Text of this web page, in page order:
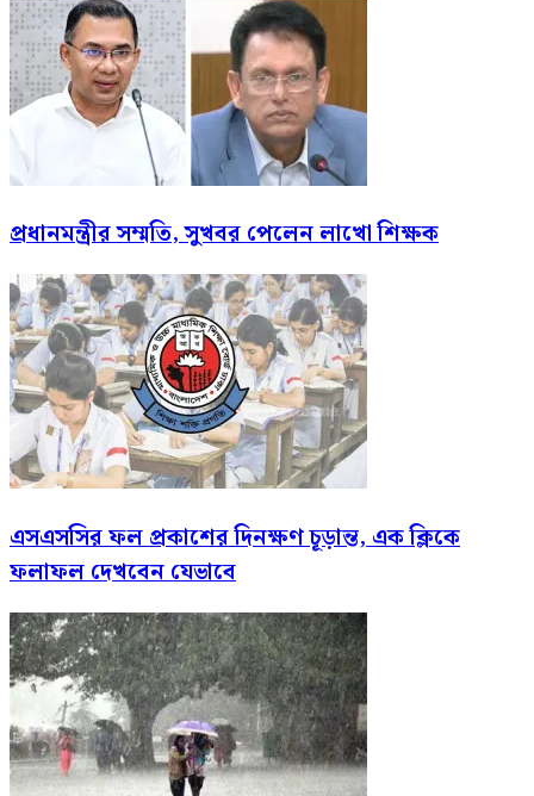
প্রধানমন্ত্রীর সম্মতি, সুখবর পেলেন লাখো শিক্ষক
এসএসসির ফল প্রকাশের দিনক্ষণ চূড়ান্ত, এক ক্লিকে
ফলাফল দেখবেন যেভাবে